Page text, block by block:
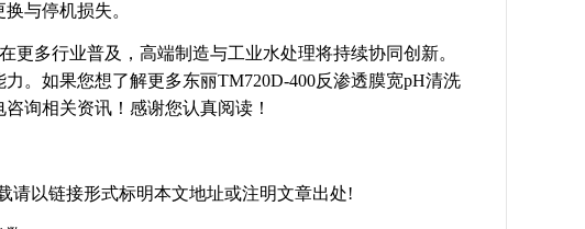
与停机损失。
更多行业普及，高端制造与工业水处理将持续协同创新。
。如果您想了解更多东丽TM720D-400反渗透膜宽pH清洗
询相关资讯！感谢您认真阅读！
请以链接形式标明本文地址或注明文章出处!